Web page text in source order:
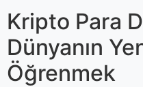
Kripto Para
Dünyanın
Öğrenmek